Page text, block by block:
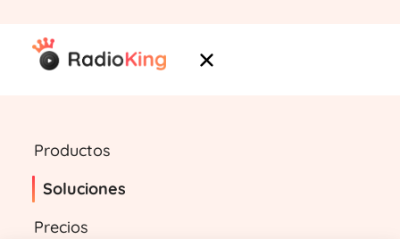
Productos
Soluciones
Precios